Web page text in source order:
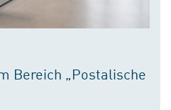
Bereich „Postalische